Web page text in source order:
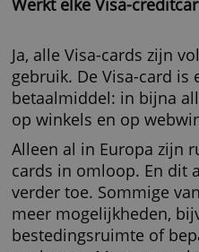
je tegenkomt.
Werkt elke Visa-
Ja, alle Visa-cards
gebruik. De Visa-
betaalmiddel: in
op winkels en op